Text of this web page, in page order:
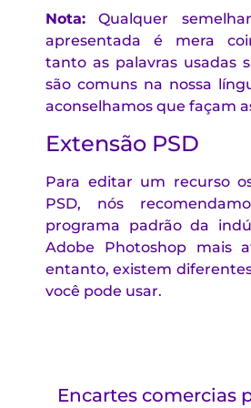
Nota: Qualquer
apresentada é mera
tanto as palavras usadas
são comuns na nossa
aconselhamos que façam
Extensão PSD
Para editar um recurso
PSD, nós
programa padrão da
Adobe Photoshop mais
entanto, existem
você pode usar.
Encartes comercias